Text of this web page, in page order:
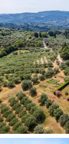
afrescos
tetos altos
elemento
luminosidade
espaço
projetado
mais frios,
encantadora
tranquilidade